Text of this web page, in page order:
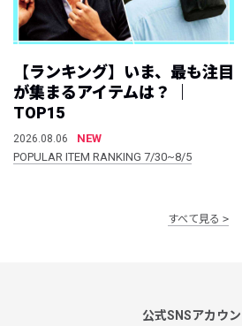
【ランキング】いま、最も注目
が集まるアイテムは？ ｜
TOP15
2026.08.06
NEW
POPULAR ITEM RANKING 7/30~8/5
すべて見る
公式SNSアカウ